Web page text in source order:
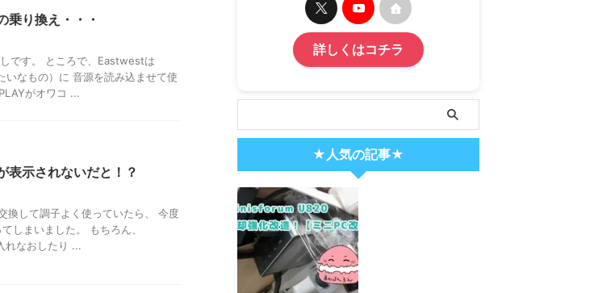
乗り換え・・・
です。 ところで、Eastwestは
なもの）に 音源を読み込ませて使
がオワコ ...
示されないだと！？
して調子よく使っていたら、 今度
しまいました。 もちろん、
れなおしたり ...
詳しくはコチラ
★人気の記事★